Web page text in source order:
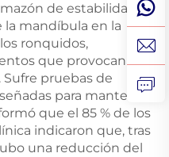
de estabilidad en
mandíbula en la
ronquidos,
que provocan
pruebas de
para mantener
que el 85 % de los
indicaron que, tras
una reducción del